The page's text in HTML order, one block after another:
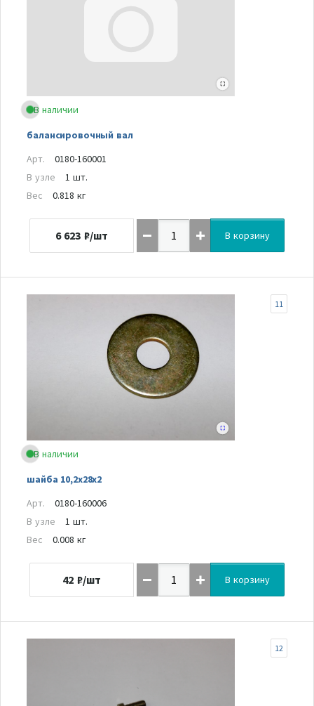
В наличии
балансировочный вал
Арт.
0180-160001
В узле
1 шт.
Вес
0.818 кг
6 623 ₽/шт В корзину
В наличии
шайба 10,2х28х2
11
Арт.
0180-160006
В узле
1 шт.
Вес
0.008 кг
42 ₽/шт В корзину
12